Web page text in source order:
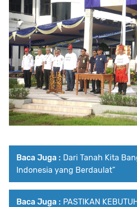
Baca Juga : Dari Tanah Kita
Indonesia yang Berdaulat”
Baca Juga : PASTIKAN